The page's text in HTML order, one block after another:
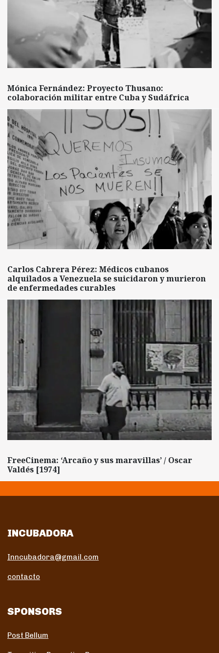
Mónica Fernández: Proyecto Thusano:
colaboración militar entre Cuba y Sudáfrica
Carlos Cabrera Pérez: Médicos cubanos
alquilados a Venezuela se suicidaron y murieron
de enfermedades curables
FreeCinema: ‘Arcaño y sus maravillas’ / Oscar
Valdés [1974]
INCUBADORA
Inncubadora@gmail.com
contacto
SPONSORS
Post Bellum